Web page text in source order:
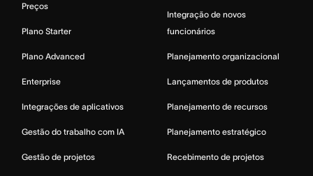
Preços
Plano Starter
Plano Advanced
Enterprise
Integrações de aplicativos
Gestão do trabalho com IA
Gestão de projetos
Integração de novos
funcionários
Planejamento organizacional
Lançamentos de produtos
Planejamento de recursos
Planejamento estratégico
Recebimento de projetos